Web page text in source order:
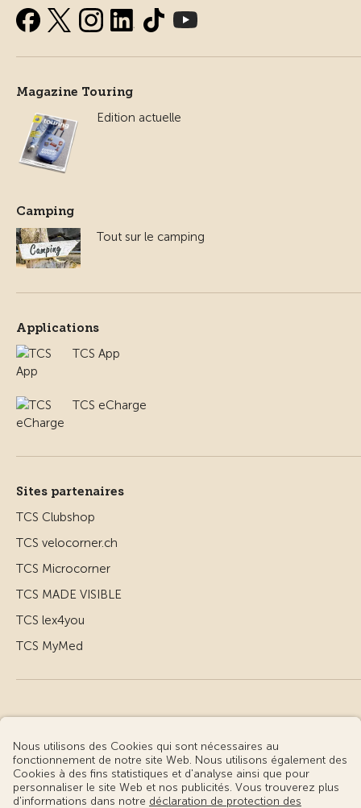
Magazine Touring
Edition actuelle
Camping
Tout sur le camping
Applications
TCS App
TCS eCharge
Sites partenaires
TCS Clubshop
TCS velocorner.ch
TCS Microcorner
TCS MADE VISIBLE
TCS lex4you
TCS MyMed